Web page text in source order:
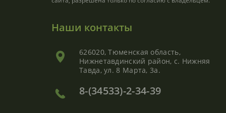
Наши контакты
626020, Тюменская область,
Нижнетавдинский район, с. Нижняя
Тавда, ул. 8 Марта, 3а.
8-(34533)-2-34-39